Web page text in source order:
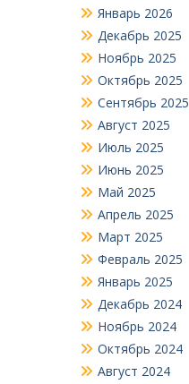
Январь 2026
Декабрь 2025
Ноябрь 2025
Октябрь 2025
Сентябрь 2025
Август 2025
Июль 2025
Июнь 2025
Май 2025
Апрель 2025
Март 2025
Февраль 2025
Январь 2025
Декабрь 2024
Ноябрь 2024
Октябрь 2024
Август 2024